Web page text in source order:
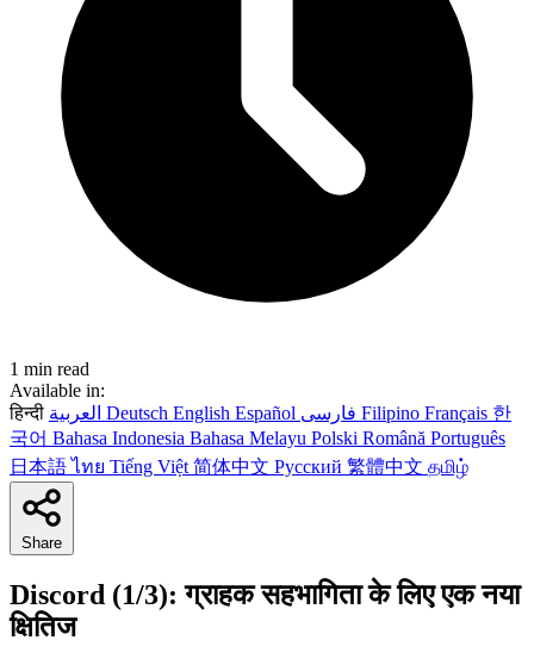
1 min read
Available in:
हिन्दी
Deutsch English Español Filipino Français 한
국어 Bahasa Indonesia Bahasa Melayu Polski Română Português
日本語ไทย Tiếng Việt 简体中文 Русский 繁體中文 தமிழ்
Share
Discord (1/3): ग्राहक सहभागिता के लिए एक नया
क्षितिज